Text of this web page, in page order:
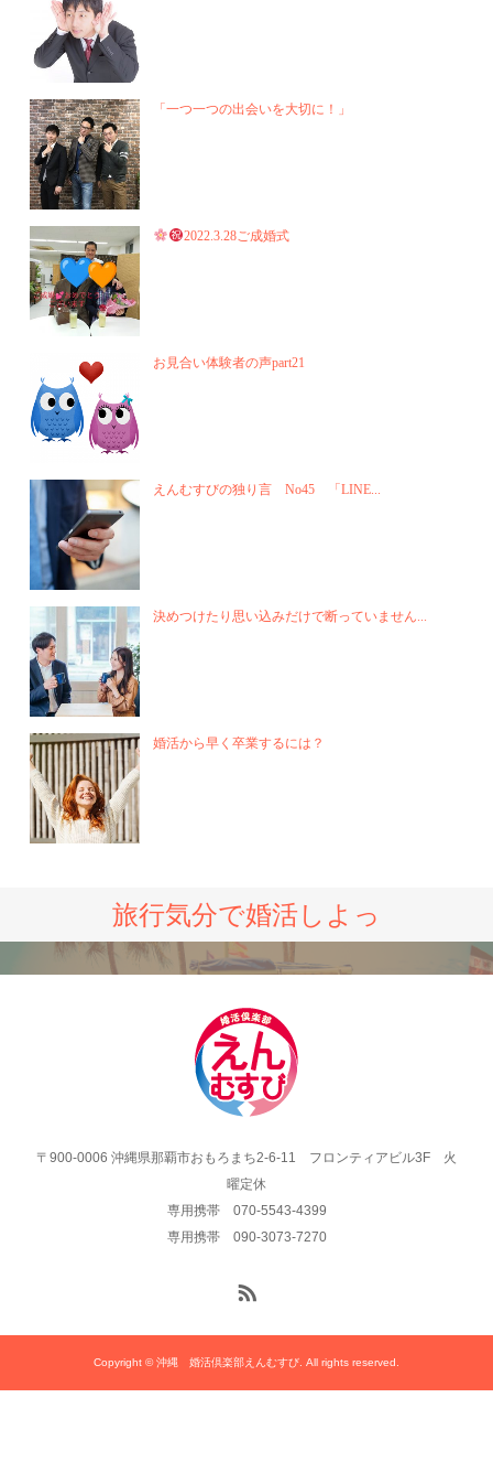
「一つ一つの出会いを大切に！」
2022.3.28ご成婚式
お見合い体験者の声part21
えんむすびの独り言 No45 「LINE...
決めつけたり思い込みだけで断っていません...
婚活から早く卒業するには？
旅行気分で婚活しよっ
〒900-0006 沖縄県那覇市おもろまち2-6-11 フロンティアビル3F 火
曜定休
専用携帯 070-5543-4399
専用携帯 090-3073-7270
Copyright © 沖縄 婚活倶楽部えんむすび. All rights reserved.